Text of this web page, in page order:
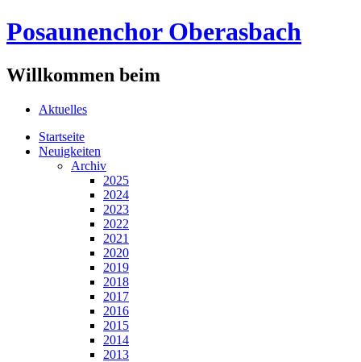
Posaunenchor Oberasbach
Willkommen beim
Aktuelles
Startseite
Neuigkeiten
Archiv
2025
2024
2023
2022
2021
2020
2019
2018
2017
2016
2015
2014
2013